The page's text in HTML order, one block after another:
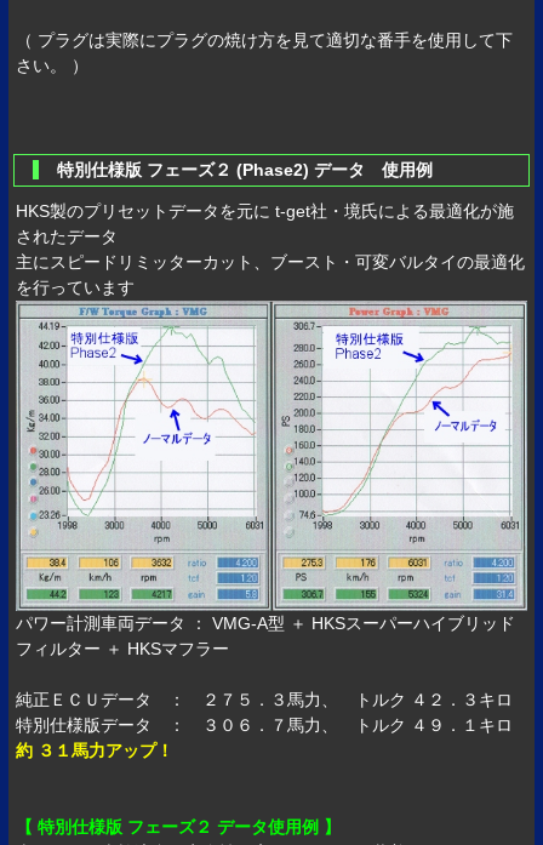
（ プラグは実際にプラグの焼け方を見て適切な番手を使用して下
さい。 ）
特別仕様版 フェーズ２ (Phase2) データ 使用例
HKS製のプリセットデータを元に t-get社・境氏による最適化が施
されたデータ
主にスピードリミッターカット、ブースト・可変バルタイの最適化
を行っています
パワー計測車両データ ： VMG-A型 ＋ HKSスーパーハイブリッド
フィルター ＋ HKSマフラー
純正ＥＣＵデータ ： ２７５．３馬力、 トルク ４２．３キロ
特別仕様版データ ： ３０６．７馬力、 トルク ４９．１キロ
約 ３１馬力アップ！
【 特別仕様版 フェーズ２ データ使用例 】